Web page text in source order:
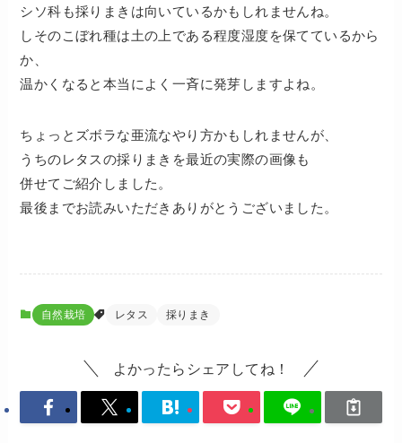
シソ科も採りまきは向いているかもしれませんね。
しそのこぼれ種は土の上である程度湿度を保てているから
か、
温かくなると本当によく一斉に発芽しますよね。
ちょっとズボラな亜流なやり方かもしれませんが、
うちのレタスの採りまきを最近の実際の画像も
併せてご紹介しました。
最後までお読みいただきありがとうございました。
自然栽培 レタス 採りまき
よかったらシェアしてね！